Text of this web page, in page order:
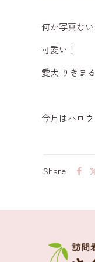
何か写真ない
可愛い！
愛犬 りきま
今月はハロ
Share